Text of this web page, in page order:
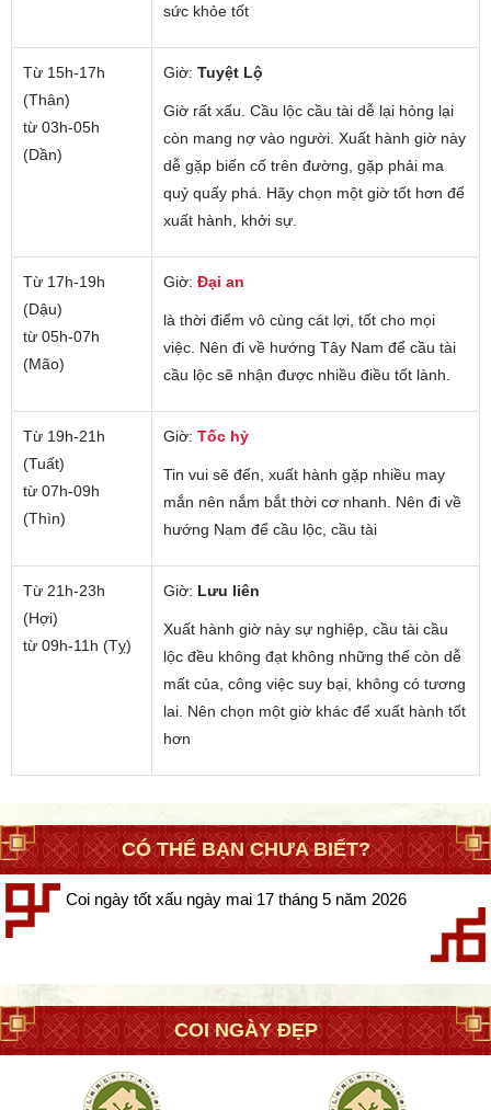
sức khỏe tốt
Từ 15h-17h
(Thân)
từ 03h-05h
(Dần)
Giờ: Tuyệt Lộ
Giờ rất xấu. Cầu lộc cầu tài dễ lại hỏng lại
còn mang nợ vào người. Xuất hành giờ này
dễ gặp biến cố trên đường, gặp phải ma
quỷ quấy phá. Hãy chọn một giờ tốt hơn để
xuất hành, khởi sự.
Từ 17h-19h
(Dậu)
từ 05h-07h
(Mão)
Giờ: Đại an
là thời điểm vô cùng cát lợi, tốt cho mọi
việc. Nên đi về hướng Tây Nam để cầu tài
cầu lộc sẽ nhận được nhiều điều tốt lành.
Từ 19h-21h
(Tuất)
từ 07h-09h
(Thìn)
Giờ: Tốc hỷ
Tin vui sẽ đến, xuất hành gặp nhiều may
mắn nên nắm bắt thời cơ nhanh. Nên đi về
hướng Nam để cầu lộc, cầu tài
Từ 21h-23h
(Hợi)
từ 09h-11h (Tỵ)
Giờ: Lưu liên
Xuất hành giờ này sự nghiệp, cầu tài cầu
lộc đều không đạt không những thế còn dễ
mất của, công việc suy bại, không có tương
lai. Nên chọn một giờ khác để xuất hành tốt
hơn
CÓ THỂ BẠN CHƯA BIẾT?
Coi ngày tốt xấu ngày mai 17 tháng 5 năm 2026
COI NGÀY ĐẸP